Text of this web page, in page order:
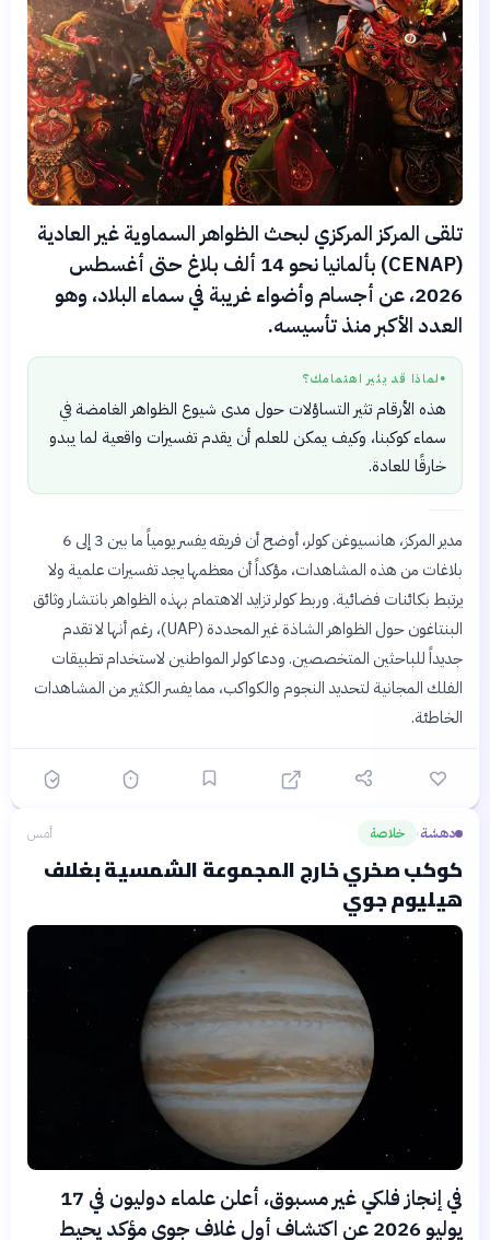
تلقى المركز المركزي لبحث الظواهر السماوية غير العادية
(CENAP) بألمانيا نحو 14 ألف بلاغ حتى أغسطس
2026، عن أجسام وأضواء غريبة في سماء البلاد، وهو
العدد الأكبر منذ تأسيسه.
● لماذا قد يثير اهتمامك؟
هذه الأرقام تثير التساؤلات حول مدى شيوع الظواهر الغامضة في
سماء كوكبنا، وكيف يمكن للعلم أن يقدم تفسيرات واقعية لما يبدو
خارقًا للعادة.
مدير المركز، هانسيوغن كولر، أوضح أن فريقه يفسر يومياً ما بين 3 إلى 6
بلاغات من هذه المشاهدات، مؤكداً أن معظمها يجد تفسيرات علمية ولا
يرتبط بكائنات فضائية. وربط كولر تزايد الاهتمام بهذه الظواهر بانتشار وثائق
البنتاغون حول الظواهر الشاذة غير المحددة (UAP)، رغم أنها لا تقدم
جديداً للباحثين المتخصصين. ودعا كولر المواطنين لاستخدام تطبيقات
الفلك المجانية لتحديد النجوم والكواكب، مما يفسر الكثير من المشاهدات
الخاطئة.
دهشة› خلاصة أمس
كوكب صخري خارج المجموعة الشمسية بغلاف
هيليوم جوي
في إنجاز فلكي غير مسبوق، أعلن علماء دوليون في 17
يوليو 2026 عن اكتشاف أول غلاف جوي مؤكد يحيط